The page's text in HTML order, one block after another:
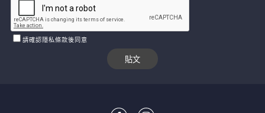
請確認隱私條款後同意